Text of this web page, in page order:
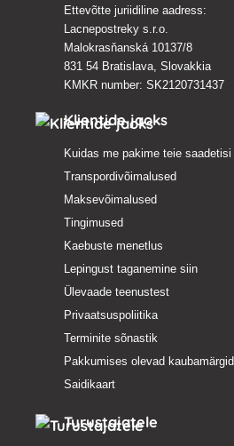
Ettevõtte juriidiline aadress:
Lacnepostreky s.r.o.
Malokrasňanská 10137/8
831 54 Bratislava, Slovakkia
KMKR number: SK2120731437
Klientide jaoks
Kuidas me pakime teie saadetisi
Transpordivõimalused
Maksevõimalused
Tingimused
Kaebuste menetlus
Lepingust taganemine siin
Ülevaade teenustest
Privaatsuspoliitika
Terminite sõnastik
Pakkumises olevad kaubamärgid
Saidikaart
Turustajatele